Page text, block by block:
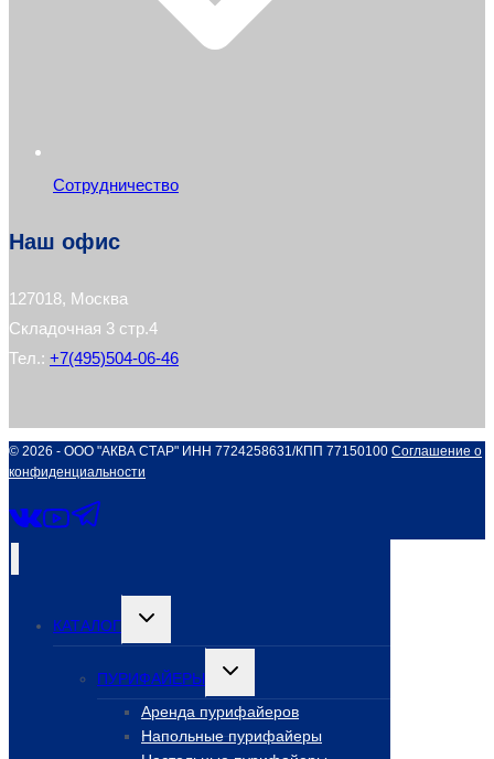
Сотрудничество
Наш офис
127018, Москва
Складочная 3 стр.4
Тел.: +7(495)504-06-46
© 2026 - ООО "АКВА СТАР" ИНН 7724258631/КПП 77150100 Соглашение о
конфиденциальности
КАТАЛОГ
Переключить
меню
ПУРИФАЙЕРЫ
Переключить
меню
Аренда пурифайеров
Напольные пурифайеры